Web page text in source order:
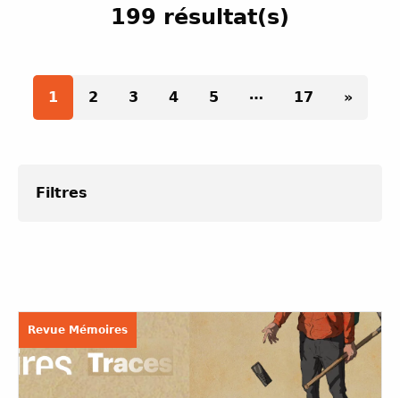
199 résultat(s)
1 2 3 4 5 … 17 »
Filtres
Revue Mémoires